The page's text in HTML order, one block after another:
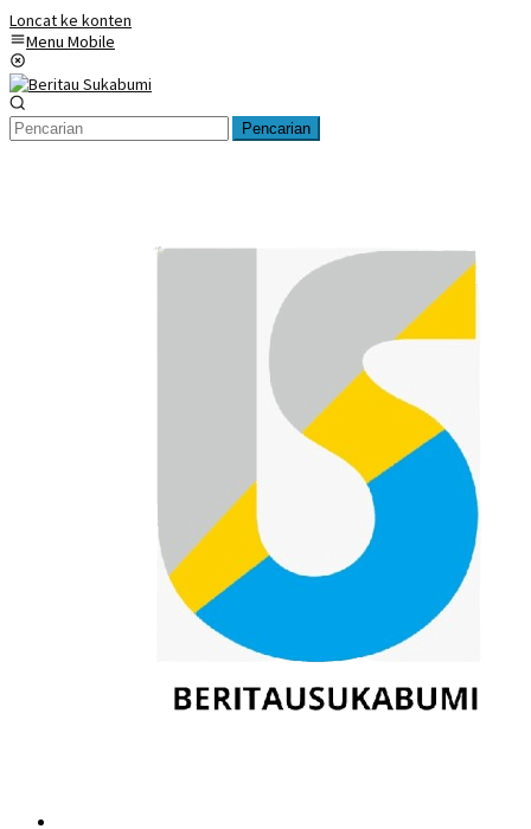
Loncat ke konten
Menu Mobile
Pencarian